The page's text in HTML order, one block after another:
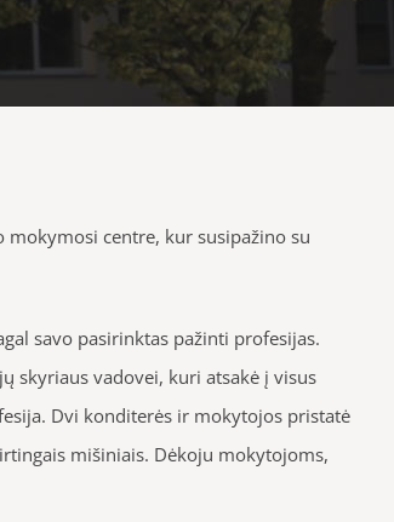
mokymosi centre, kur susipažino su
savo pasirinktas pažinti profesijas.
skyriaus vadovei, kuri atsakė į visus
Dvi konditerės ir mokytojos pristatė
mišiniais. Dėkoju mokytojoms,